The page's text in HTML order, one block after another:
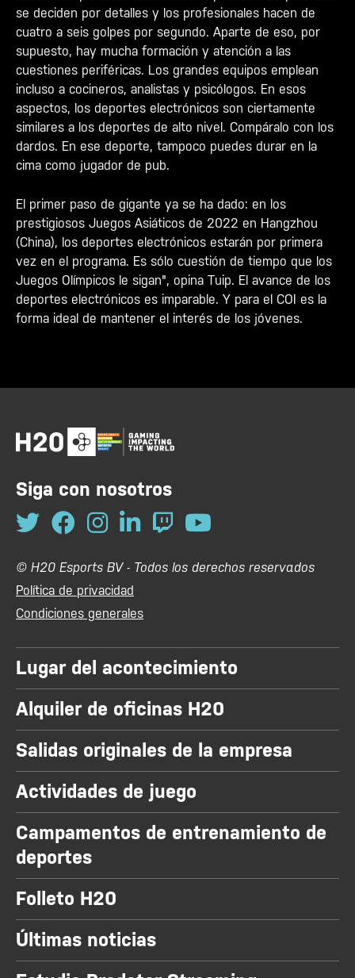
se deciden por detalles y los profesionales hacen de
cuatro a seis golpes por segundo. Aparte de eso, por
supuesto, hay mucha formación y atención a las
cuestiones periféricas. Los grandes equipos emplean
incluso a cocineros, analistas y psicólogos. En esos
aspectos, los deportes electrónicos son ciertamente
similares a los deportes de alto nivel. Compáralo con los
dardos. En ese deporte, tampoco puedes durar en la
cima como jugador de pub.
El primer paso de gigante ya se ha dado: en los
prestigiosos Juegos Asiáticos de 2022 en Hangzhou
(China), los deportes electrónicos estarán por primera
vez en el programa. Es sólo cuestión de tiempo que los
Juegos Olímpicos le sigan", opina Tuip. El avance de los
deportes electrónicos es imparable. Y para el COI es la
forma ideal de mantener el interés de los jóvenes.
Siga con nosotros
© H20 Esports BV - Todos los derechos reservados
Política de privacidad
Condiciones generales
Lugar del acontecimiento
Alquiler de oficinas H20
Salidas originales de la empresa
Actividades de juego
Campamentos de entrenamiento de
deportes
Folleto H20
Últimas noticias